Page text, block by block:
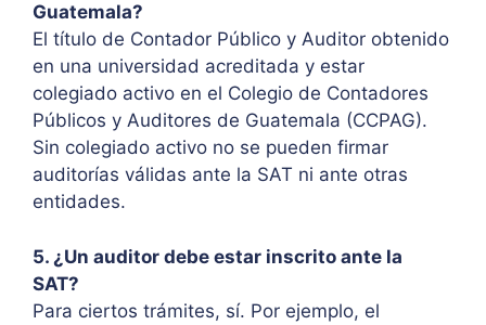
Guatemala?
El título de Contador Público y Auditor obtenido
en una universidad acreditada y estar
colegiado activo en el Colegio de Contadores
Públicos y Auditores de Guatemala (CCPAG).
Sin colegiado activo no se pueden firmar
auditorías válidas ante la SAT ni ante otras
entidades.
5. ¿Un auditor debe estar inscrito ante la
SAT?
Para ciertos trámites, sí. Por ejemplo, el